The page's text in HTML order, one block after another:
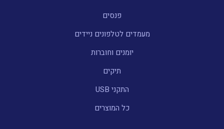
פנסים
מעמדים לטלפונים ניידים
יומנים וחוברות
תיקים
התקני USB
כל המוצרים